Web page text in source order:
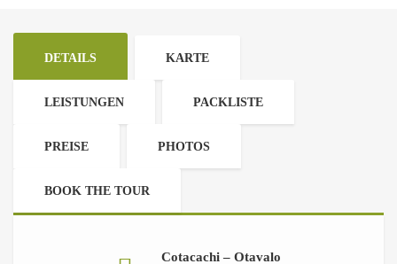
DETAILS KARTE
LEISTUNGEN PACKLISTE
PREISE PHOTOS
BOOK THE TOUR
Cotacachi – Otavalo